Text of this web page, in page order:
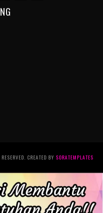
CREATED BY SORATEMPLATES